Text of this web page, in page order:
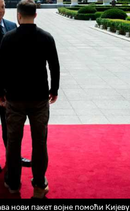
нови пакет војне помоћи Кијеву